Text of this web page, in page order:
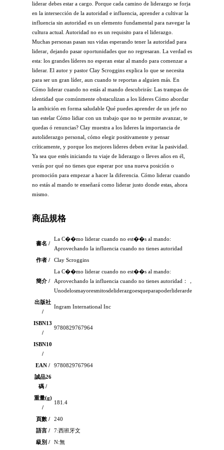
liderar debes estar a cargo. Porque cada camino de liderazgo se forja
en la intersección de la autoridad e influencia, aprender a cultivar la
influencia sin autoridad es un elemento fundamental para navegar la
cultura actual. Autoridad no es un requisito para el liderazgo.
Muchas personas pasan sus vidas esperando tener la autoridad para
liderar, dejando pasar oportunidades que no regresaran. La verdad es
esta: los grandes líderes no esperan estar al mando para comenzar a
liderar. El autor y pastor Clay Scroggins explica lo que se necesita
para ser un gran líder, aun cuando te reportas a alguien más. En
Cómo liderar cuando no estás al mando descubrirás: Las trampas de
identidad que comúnmente obstaculizan a los líderes Cómo abordar
la ambición en forma saludable Qué puedes aprender de un jefe no
tan estelar Cómo lidiar con un trabajo que no te permite avanzar, te
quedas ó renuncias? Clay muestra a los lideres la importancia de
autoliderazgo personal, cómo elegir positivamente y pensar
críticamente, y porque los mejores lideres deben evitar la pasividad.
Ya sea que estés iniciando tu viaje de liderazgo o lleves años en él,
verás por qué no tienes que esperar por una nueva posición o
promoción para empezar a hacer la diferencia. Cómo liderar cuando
no estás al mando te enseñará como liderar justo donde estas, ahora
mismo.
商品規格
書名 /
La C��mo liderar cuando no est��s al mando:
Aprovechando la influencia cuando no tienes autoridad
作者 /
Clay Scroggins
簡介 /
La C��mo liderar cuando no est��s al mando:
Aprovechando la influencia cuando no tienes autoridad：，
Unodelosmayoresmitosdeliderazgoesqueparapoderliderardeb
出版社
/
Ingram International Inc
ISBN13
/
9780829767964
ISBN10
/
EAN /
9780829767964
誠品26
碼 /
重量(g)
/
181.4
頁數 /
240
語言 /
7:西班牙文
級別 /
N:無